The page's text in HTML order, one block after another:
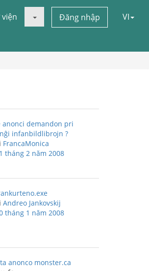
Đăng nhập VI
anonci demandon pri
infanbildlibrojn ?
FrancaMonica
tháng 2 năm 2008
Andreo Jankovskij
tháng 1 năm 2008
anonco monster.ca